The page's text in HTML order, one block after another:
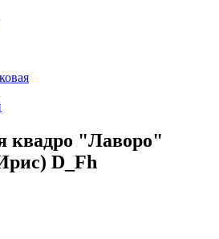
квадро "Лаворо"
D_Fh